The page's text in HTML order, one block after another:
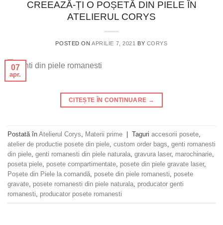
CREEAZĂ-ȚI O POȘETĂ DIN PIELE ÎN
ATELIERUL CORYS
POSTED ONAPRILIE 7, 2021 BY CORYS
07
apr.
CITEȘTE ÎN CONTINUARE →
Postată în Atelierul Corys Materii prime Taguri accesorii posete
atelier de productie posete din piele custom order bags genti romanesti
din piele genti romanesti din piele naturala gravura laser, marochinarie
poseta piele posete compartimentate posete din piele gravate laser,
Poșete din Piele la comandă posete din piele romanesti
posete
gravate posete romanesti din piele naturala producator genti
romanesti
producator posete romanesti